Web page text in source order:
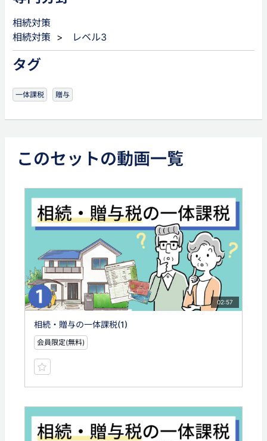
相続対策
相続対策 > レベル3
タグ
一体課税 贈与
このセットの動画一覧
02:57
相続・贈与の一体課税(1)
会員限定(無料)